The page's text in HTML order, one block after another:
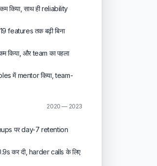
साथ ही reliability
features तक बढ़ी बिना
और team का पहला
में mentor किया, team-
2020 — 2023
पर day-7 retention
कर दी, harder calls के लिए